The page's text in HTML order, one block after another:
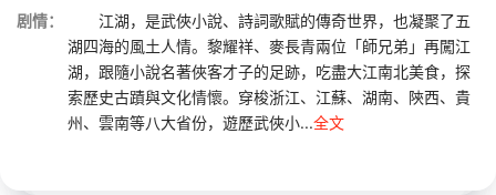
剧情：
江湖，是武俠小說、詩詞歌賦的傳奇世界，也凝聚了五
湖四海的風土人情。黎耀祥、麥長青兩位「師兄弟」再闖江
湖，跟隨小說名著俠客才子的足跡，吃盡大江南北美食，探
索歷史古蹟與文化情懷。穿梭浙江、江蘇、湖南、陝西、貴
州、雲南等八大省份，遊歷武俠小...全文